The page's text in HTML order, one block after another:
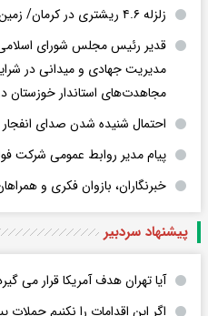
زلزله ۴.۶ ریشتری در کرمان/ زمین لرزه گلباف خسارتی نداشت
قدیر رئیس مجلس شورای اسلامی
مدیریت جهادی و میدانی در
مجاهدت‌های استاندار خوزستان
احتمال شنیده شدن صدای
پیام مدیر روابط عمومی شرکت
خبرنگاران، بازوان فکری و
پیشنهاد سردبیر
آیا تهران هدف آمریکا قرار می
اگر این اقدامات را نکنیم